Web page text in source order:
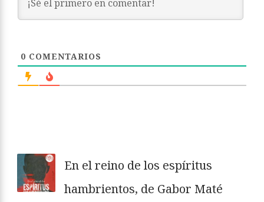
0 COMENTARIOS
En el reino de los espíritus
hambrientos, de Gabor Maté